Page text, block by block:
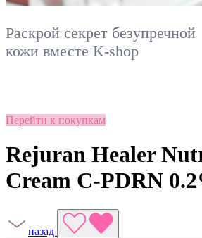
Раскрой секрет безупречной
кожи вместе K-shop
Перейти к покупкам
Rejuran Healer
Cream C-PDRN
назад